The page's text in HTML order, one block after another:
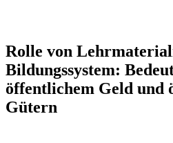
Rolle von
Bildungssystem:
öffentlichem Geld und
Gütern